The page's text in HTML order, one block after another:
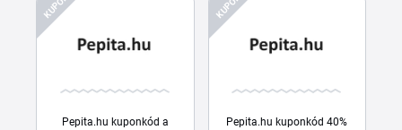
KUPON
Pepita.hu kuponkód a
KUPON
Pepita.hu kuponkód 40%